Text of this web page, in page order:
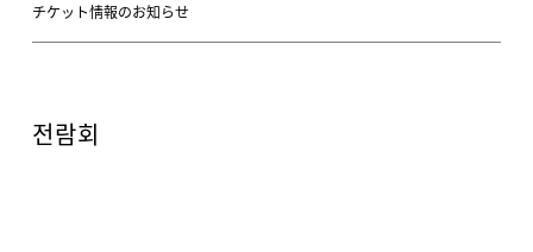
チケット情報のお知らせ
전람회